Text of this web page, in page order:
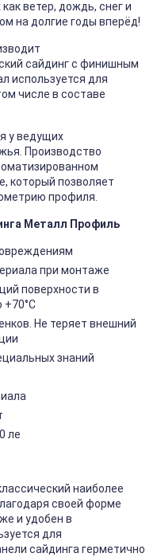
ветер, дождь, снег и
на долгие годы вперёд!
сайдинг с финишным
используется для
числе в составе
у ведущих
Производство
который позволяет
профиля.
Металл Профиль
при монтаже
поверхности в
+70°C
Не теряет внешний
знаний
ле
наиболее
своей форме
и удобен в
для
сайдинга герметично